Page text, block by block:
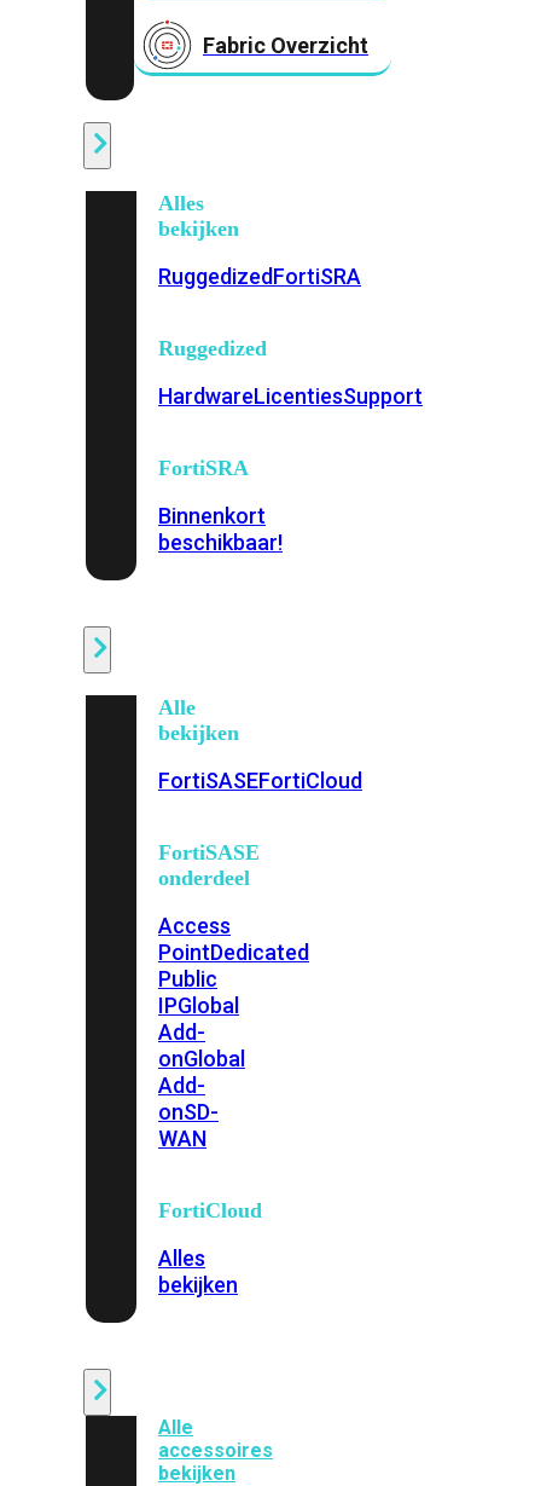
Fabric Overzicht
Alles
bekijken
RuggedizedFortiSRA
Ruggedized
HardwareLicentiesSupport
FortiSRA
Binnenkort
beschikbaar!
Alle
bekijken
FortiSASEFortiCloud
FortiSASE
onderdeel
Access
PointDedicated
Public
IPGlobal
Add-
onGlobal
Add-
onSD-
WAN
FortiCloud
Alles
bekijken
Alle
accessoires
bekijken